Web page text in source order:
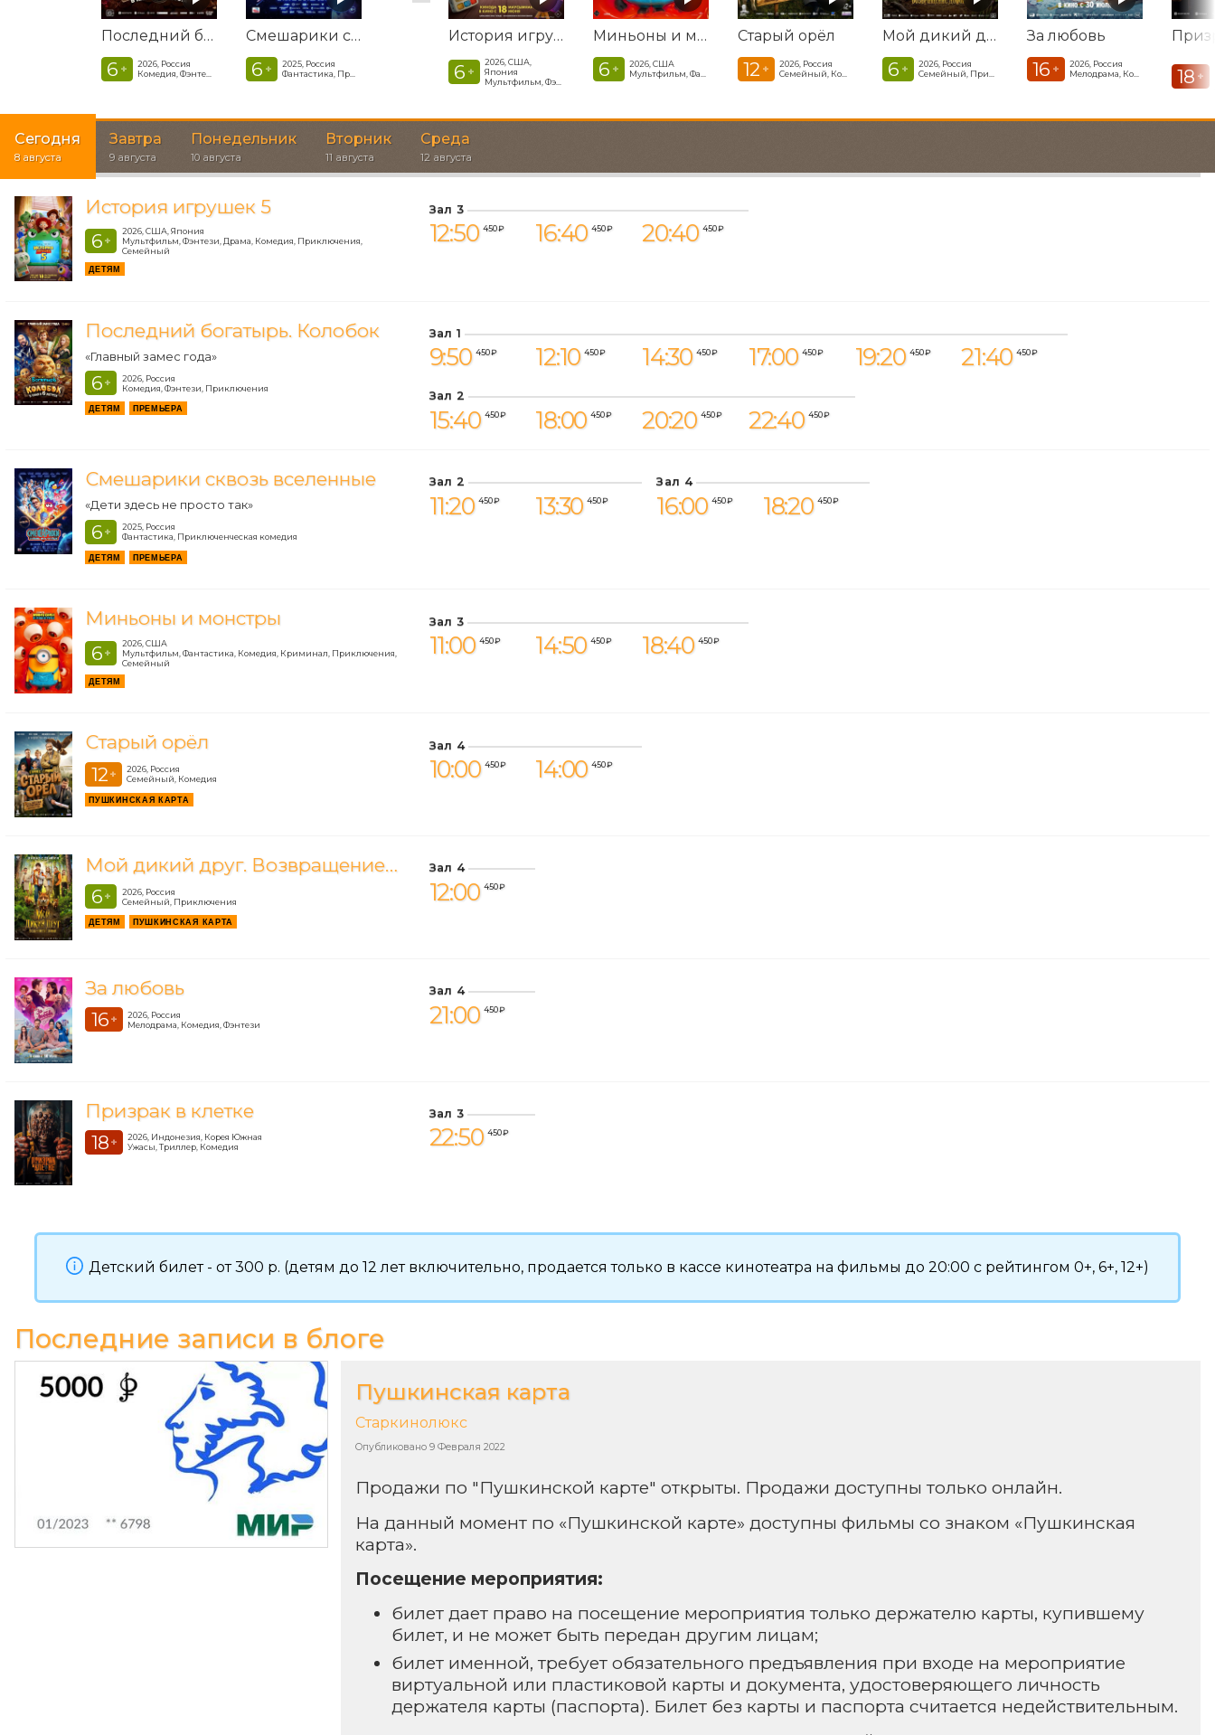
Последний богатырь. Колобок
6 +
2026, Россия
Смешарики сквозь вселенные
6 +
2025, Россия
История игрушек 5
6 +
2026, США,
Япония
Миньоны и монстры
6 +
2026, США
Старый орёл
12 +
2026, Россия
Мой дикий друг. Возвращение домой
6 +
2026, Россия
За любовь
16 +
2026, Россия
18 +
Сегодня
8 августа
Завтра
9 августа
Понедельник
10 августа
Вторник
11 августа
Среда
12 августа
История игрушек 5
6 +
2026, США, Япония
Мультфильм, Фэнтези, Драма, Комедия, Приключения,
Семейный
ДЕТЯМ
Зал 3
12:50 450 ₽ 16:40 450 ₽ 20:40 450 ₽
Последний богатырь. Колобок
«Главный замес года»
6 +
2026, Россия
Комедия, Фэнтези, Приключения
ДЕТЯМ ПРЕМЬЕРА
Зал 1
9:50 450 ₽ 12:10 450 ₽ 14:30 450 ₽ 17:00 450 ₽ 19:20 450 ₽ 21:40 450 ₽
Зал 2
15:40 450 ₽ 18:00 450 ₽ 20:20 450 ₽ 22:40 450 ₽
Смешарики сквозь вселенные
«Дети здесь не просто так»
6 +
2025, Россия
Фантастика, Приключенческая комедия
ДЕТЯМ ПРЕМЬЕРА
Зал 2
11:20 450 ₽ 13:30 450 ₽
Зал 4
16:00 450 ₽ 18:20 450 ₽
Миньоны и монстры
6 +
2026, США
Мультфильм, Фантастика, Комедия, Криминал, Приключения,
Семейный
ДЕТЯМ
Зал 3
11:00 450 ₽ 14:50 450 ₽ 18:40 450 ₽
Старый орёл
12 +
2026, Россия
Семейный, Комедия
ПУШКИНСКАЯ КАРТА
Зал 4
10:00 450 ₽ 14:00 450 ₽
Мой дикий друг. Возвращение домой
6 +
2026, Россия
Семейный, Приключения
ДЕТЯМ ПУШКИНСКАЯ КАРТА
Зал 4
12:00 450 ₽
За любовь
16 +
2026, Россия
Мелодрама, Комедия, Фэнтези
Зал 4
21:00 450 ₽
Призрак в клетке
18 +
2026, Индонезия, Корея Южная
Ужасы, Триллер, Комедия
Зал 3
22:50 450 ₽
Детский билет - от 300 р. (детям до 12 лет включительно, продается только в кассе кинотеатра на фильмы до 20:00 с рейтингом 0+, 6+, 12+)
Последние записи в блоге
Пушкинская карта
Опубликовано 9 Февраля 2022
Старкинолюкс
Продажи по "Пушкинской карте" открыты. Продажи доступны только онлайн.
На данный момент по «Пушкинской карте» доступны фильмы со знаком «Пушкинская
карта».
Посещение мероприятия:
билет дает право на посещение мероприятия только держателю карты, купившему
билет, и не может быть передан другим лицам;
билет именной, требует обязательного предъявления при входе на мероприятие
виртуальной или пластиковой карты и документа, удостоверяющего личность
держателя карты (паспорта). Билет без карты и паспорта считается недействительным.